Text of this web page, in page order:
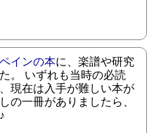
インの本に、楽譜や研究
。 いずれも当時の必読
現在は入手が難しい本が
の一冊がありましたら、